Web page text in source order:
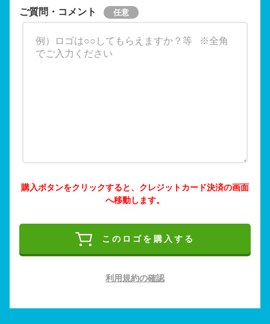
ご質問・コメント
購入ボタンをクリックすると、クレジットカード決済の画面
へ移動します。
このロゴを購入する
利用規約の確認